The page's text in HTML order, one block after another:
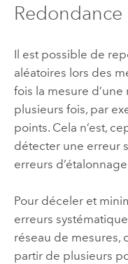
Il est possible de
aléatoires lors des
fois la mesure
plusieurs fois, par
points. Cela n’est,
détecter une erreur
erreurs
Pour déceler et
erreurs
réseau de mesures,
partir de plusieurs